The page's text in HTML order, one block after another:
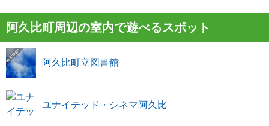
阿久比町周辺の室内で遊べるスポット
阿久比町立図書館
ユナイテッド・シネマ阿久比